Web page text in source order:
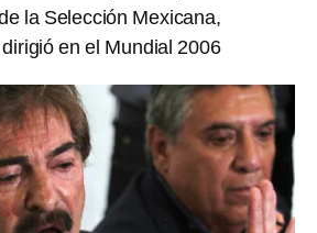
la Selección Mexicana,
en el Mundial 2006